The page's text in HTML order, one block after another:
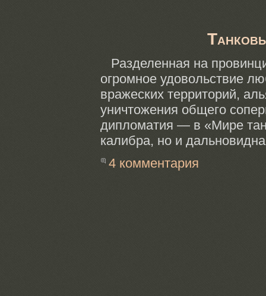
Разделенная на
огромное удовольствие
вражеских территорий,
уничтожения общего
дипломатия — в «Мире
калибра, но и
4 комментария